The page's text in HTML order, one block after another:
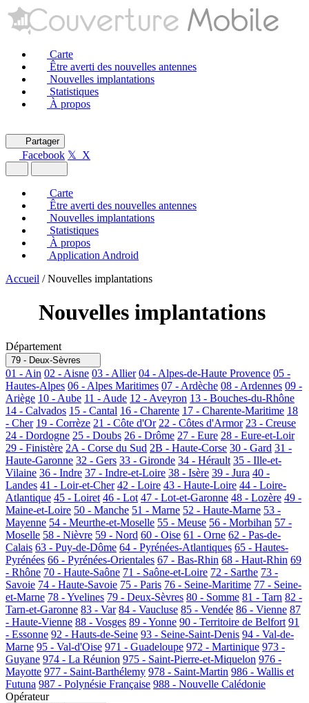
Carte
Être averti des nouvelles antennes
Nouvelles implantations
Statistiques
À propos
Partager
Facebook 𝕏 X
Carte
Être averti des nouvelles antennes
Nouvelles implantations
Statistiques
À propos
Application Android
Accueil / Nouvelles implantations
Nouvelles implantations
Département
79 - Deux-Sèvres
01 - Ain 02 - Aisne 03 - Allier 04 - Alpes-de-Haute Provence 05 -
Hautes-Alpes 06 - Alpes Maritimes 07 - Ardèche 08 - Ardennes 09 -
Ariège 10 - Aube 11 - Aude 12 - Aveyron 13 - Bouches-du-Rhône
14 - Calvados 15 - Cantal 16 - Charente 17 - Charente-Maritime 18
- Cher 19 - Corrèze 21 - Côte d'Or 22 - Côtes d'Armor 23 - Creuse
24 - Dordogne 25 - Doubs 26 - Drôme 27 - Eure 28 - Eure-et-Loir
29 - Finistère 2A - Corse du Sud 2B - Haute-Corse 30 - Gard 31 -
Haute-Garonne 32 - Gers 33 - Gironde 34 - Hérault 35 - Ille-et-
Vilaine 36 - Indre 37 - Indre-et-Loire 38 - Isère 39 - Jura 40 -
Landes 41 - Loir-et-Cher 42 - Loire 43 - Haute-Loire 44 - Loire-
Atlantique 45 - Loiret 46 - Lot 47 - Lot-et-Garonne 48 - Lozère 49 -
Maine-et-Loire 50 - Manche 51 - Marne 52 - Haute-Marne 53 -
Mayenne 54 - Meurthe-et-Moselle 55 - Meuse 56 - Morbihan 57 -
Moselle 58 - Nièvre 59 - Nord 60 - Oise 61 - Orne 62 - Pas-de-
Calais 63 - Puy-de-Dôme 64 - Pyrénées-Atlantiques 65 - Hautes-
Pyrénées 66 - Pyrénées-Orientales 67 - Bas-Rhin 68 - Haut-Rhin 69
- Rhône 70 - Haute-Saône 71 - Saône-et-Loire 72 - Sarthe 73 -
Savoie 74 - Haute-Savoie 75 - Paris 76 - Seine-Maritime 77 - Seine-
et-Marne 78 - Yvelines 79 - Deux-Sèvres 80 - Somme 81 - Tarn 82 -
Tarn-et-Garonne 83 - Var 84 - Vaucluse 85 - Vendée 86 - Vienne 87
- Haute-Vienne 88 - Vosges 89 - Yonne 90 - Territoire de Belfort 91
- Essonne 92 - Hauts-de-Seine 93 - Seine-Saint-Denis 94 - Val-de-
Marne 95 - Val-d'Oise 971 - Guadeloupe 972 - Martinique 973 -
Guyane 974 - La Réunion 975 - Saint-Pierre-et-Miquelon 976 -
Mayotte 977 - Saint-Barthélemy 978 - Saint-Martin 986 - Wallis et
Futuna 987 - Polynésie Française 988 - Nouvelle Calédonie
Opérateur